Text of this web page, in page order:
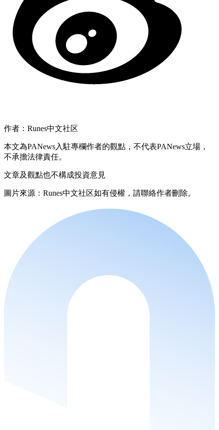
作者：Runes中文社区
本文為PANews入駐專欄作者的觀點，不代表PANews立場，
不承擔法律責任。
文章及觀點也不構成投資意見
圖片來源：Runes中文社区如有侵權，請聯絡作者刪除。